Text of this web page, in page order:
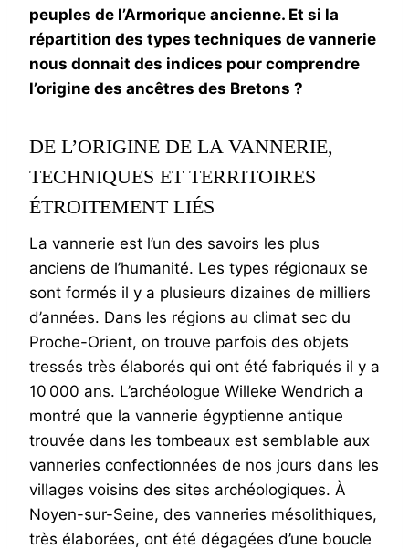
peuples de l’Armorique ancienne. Et si la
répartition des types techniques de vannerie
nous donnait des indices pour comprendre
l’origine des ancêtres des Bretons ?
DE L’ORIGINE DE LA VANNERIE,
TECHNIQUES ET TERRITOIRES
ÉTROITEMENT LIÉS
La vannerie est l’un des savoirs les plus
anciens de l’humanité. Les types régionaux se
sont formés il y a plusieurs dizaines de milliers
d’années. Dans les régions au climat sec du
Proche-Orient, on trouve parfois des objets
tressés très élaborés qui ont été fabriqués il y a
10 000 ans. L’archéologue Willeke Wendrich a
montré que la vannerie égyptienne antique
trouvée dans les tombeaux est semblable aux
vanneries confectionnées de nos jours dans les
villages voisins des sites archéologiques. À
Noyen-sur-Seine, des vanneries mésolithiques,
très élaborées, ont été dégagées d’une boucle